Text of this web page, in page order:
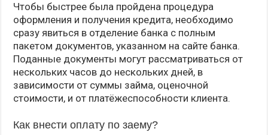
Чтобы быстрее была пройдена процедура
оформления и получения кредита, необходимо
сразу явиться в отделение банка с полным
пакетом документов, указанном на сайте банка.
Поданные документы могут рассматриваться от
нескольких часов до нескольких дней, в
зависимости от суммы займа, оценочной
стоимости, и от платёжеспособности клиента.
Как внести оплату по заему?